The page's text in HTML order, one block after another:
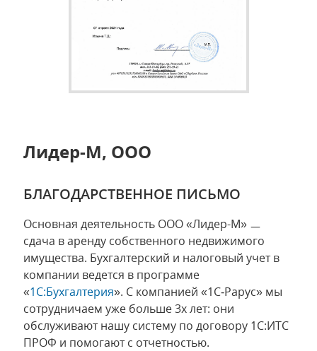
Лидер-М, ООО
БЛАГОДАРСТВЕННОЕ ПИСЬМО
Основная деятельность ООО «Лидер-М» ㅡ
сдача в аренду собственного недвижимого
имущества. Бухгалтерский и налоговый учет в
компании ведется в программе
«1С:Бухгалтерия». С компанией «1С‑Рарус» мы
сотрудничаем уже больше 3х лет: они
обслуживают нашу систему по договору 1С:ИТС
ПРОФ и помогают с отчетностью.